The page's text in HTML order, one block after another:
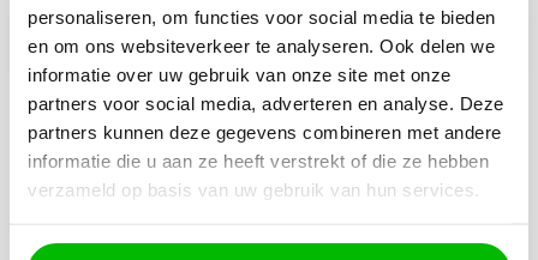
personaliseren, om functies voor social media te bieden
en om ons websiteverkeer te analyseren. Ook delen we
informatie over uw gebruik van onze site met onze
partners voor social media, adverteren en analyse. Deze
partners kunnen deze gegevens combineren met andere
informatie die u aan ze heeft verstrekt of die ze hebben
verzameld op basis van uw gebruik van hun services.
search
Categorieën
Acties